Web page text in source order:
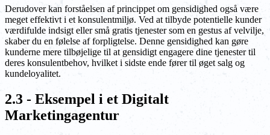
Derudover kan forståelsen af princippet om gensidighed også være
meget effektivt i et konsulentmiljø. Ved at tilbyde potentielle kunder
værdifulde indsigt eller små gratis tjenester som en gestus af velvilje,
skaber du en følelse af forpligtelse. Denne gensidighed kan gøre
kunderne mere tilbøjelige til at gensidigt engagere dine tjenester til
deres konsulentbehov, hvilket i sidste ende fører til øget salg og
kundeloyalitet.
2.3 - Eksempel i et Digitalt
Marketingagentur